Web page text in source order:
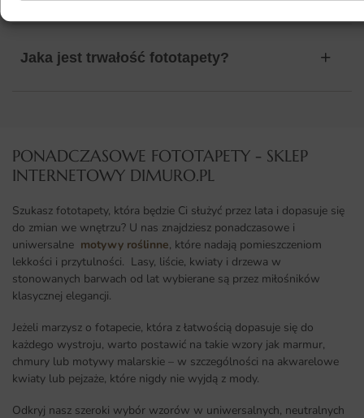
Jaka jest trwałość fototapety?
PONADCZASOWE FOTOTAPETY - SKLEP
INTERNETOWY DIMURO.PL​
Szukasz fototapety, która będzie Ci służyć przez lata i dopasuje się
do zmian we wnętrzu? U nas znajdziesz ponadczasowe i
uniwersalne motywy roślinne, które nadają pomieszczeniom
lekkości i przytulności. Lasy, liście, kwiaty i drzewa w
stonowanych barwach od lat wybierane są przez miłośników
klasycznej elegancji.
Jeżeli marzysz o fotapecie, która z łatwością dopasuje się do
każdego wystroju, warto postawić na takie wzory jak marmur,
chmury lub motywy malarskie – w szczególności na akwarelowe
kwiaty lub pejzaże, które nigdy nie wyjdą z mody.
Odkryj nasz szeroki wybór wzorów w uniwersalnych, neutralnych